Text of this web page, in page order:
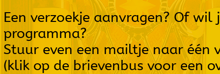
Een verzoekje aanvragen? Of wil
programma?
Stuur even een mailtje naar één
(klik op de brievenbus voor een